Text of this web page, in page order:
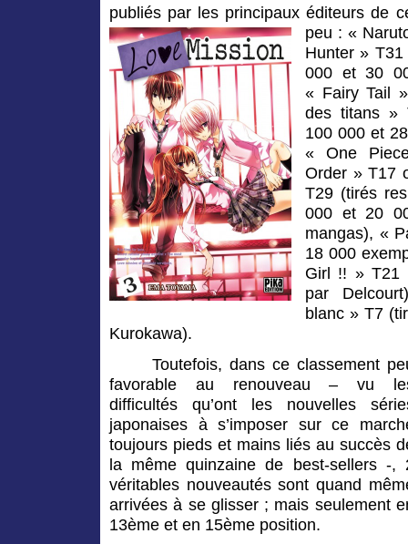
publiés par les principaux éditeurs de
peu :«
Hunter »
000 et 30
« Fairy Tail
des titans
100 000 et
« One
Order » T17
T29 (tirés
000 et 20
mangas), «
18 000
Girl !! » T21
par
blanc » T7 (
Kurokawa).
Toutefois, dans ce classement
favorable au renouveau – vu
difficultés qu’ont les nouvelles
japonaises à s’imposer sur ce
toujours pieds et mains liés au succès
la même quinzaine de best-sellers -,
véritables nouveautés sont quand
arrivées à se glisser ; mais seulement
13ème et en 15ème position.